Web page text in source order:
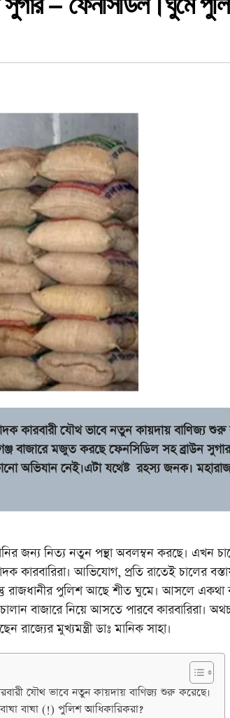
কারবারী যৌথ ভাবে নতুন কায়দায় বাণিজ্য শুরু
বাজারে মজুত করছে ফেনসিডিল সহ ব্রাউন
অভিযান নেই।এটা যথেষ্ট রহস্য জনক।
নিত্য নতুন পন্থা অবলম্বন করছে। এখন
আভিযোগ, প্রতি রাতেই চালের
রাজধানীর পুলিশ আছে শীত ঘুমে। আসলে
বাজারে নিয়ে আসতে পারবে কারবারিরা।
রাজ্যের মুখ্যমন্ত্রী ডাঃ মানিক সাহা।
যৌথ ভাবে নতুন কায়দায় বাণিজ্য শুরু করেছে।
বাঘা (!) পুলিশ আধিকারিকরা?